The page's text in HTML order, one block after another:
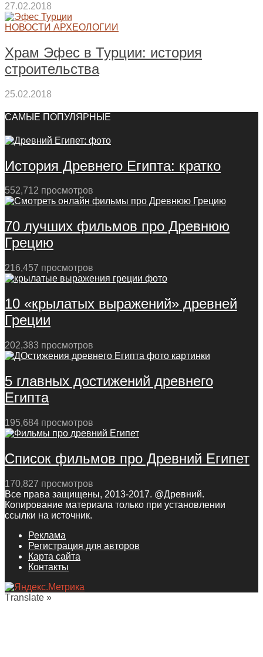
27.02.2018
НОВОСТИ АРХЕОЛОГИИ
Храм Эфес в Турции: история
строительства
25.02.2018
САМЫЕ ПОПУЛЯРНЫЕ
История Древнего Египта: кратко
552,712 просмотров
70 лучших фильмов про Древнюю
Грецию
216,457 просмотров
10 «крылатых выражений» древней
Греции
202,383 просмотров
5 главных достижений древнего
Египта
195,684 просмотров
Список фильмов про Древний Египет
170,827 просмотров
Все права защищены, 2013-2017. @Древний.
Копирование материала только при установлении
ссылки на источник.
Реклама
Регистрация для авторов
Карта сайта
Контакты
Translate »